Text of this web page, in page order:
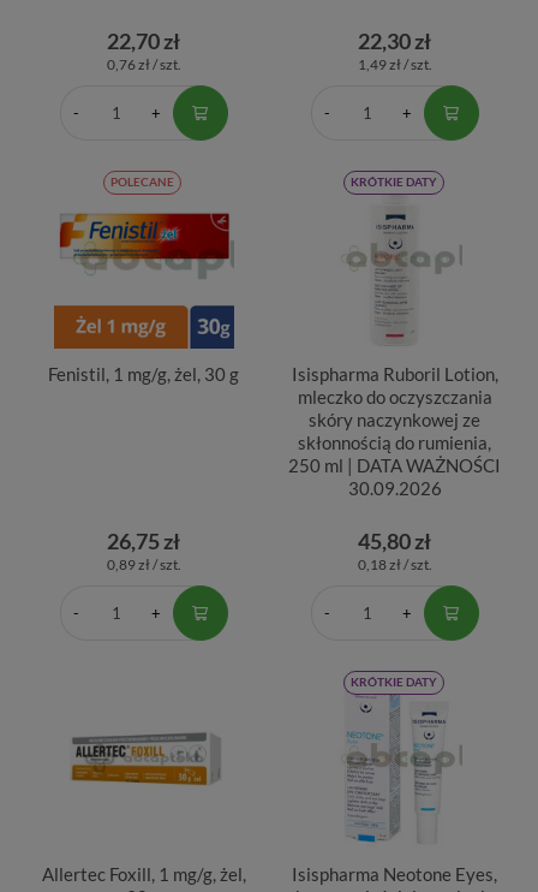
22,70 zł
0,76 zł / szt.
22,30 zł
1,49 zł / szt.
POLECANE
Fenistil, 1 mg/g, żel, 30 g
26,75 zł
0,89 zł / szt.
KRÓTKIE DATY
Isispharma Ruboril Lotion,
mleczko do oczyszczania
skóry naczynkowej ze
skłonnością do rumienia,
250 ml | DATA WAŻNOŚCI
30.09.2026
45,80 zł
0,18 zł / szt.
Allertec Foxill, 1 mg/g, żel,
KRÓTKIE DATY
Isispharma Neotone Eyes,